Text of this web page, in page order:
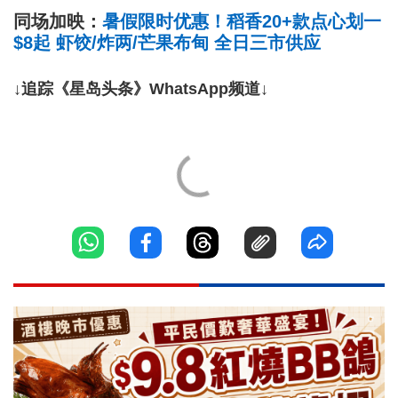
同场加映： 暑假限时优惠！稻香20+款点心划一
$8起 虾饺/炸两/芒果布甸 全日三市供应
↓追踪《星岛头条》WhatsApp频道↓